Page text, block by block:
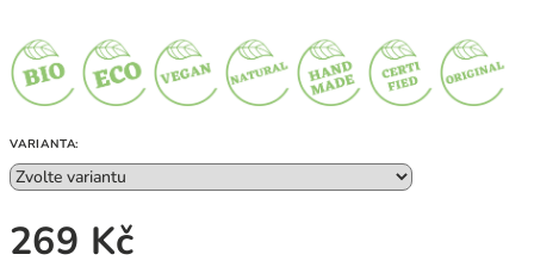
VARIANTA:
269 Kč